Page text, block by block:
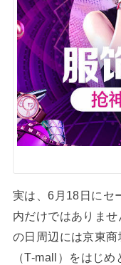
実は、6月18日にセ
内だけではありま
の日周辺には京東
（T-mall）をはじめ